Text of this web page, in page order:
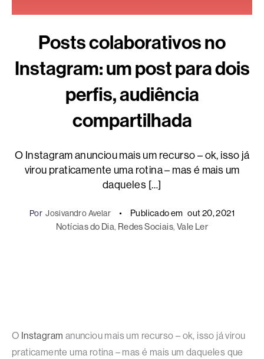
Posts colaborativos no
Instagram: um post para dois
perfis, audiência
compartilhada
O Instagram anunciou mais um recurso – ok, isso já
virou praticamente uma rotina – mas é mais um
daqueles […]
Por Josivandro Avelar Publicado em out 20, 2021
Notícias do Dia, Redes Sociais, Vale Ler
O Instagram anunciou mais um recurso – ok, isso já virou
praticamente uma rotina – mas é mais um daqueles que